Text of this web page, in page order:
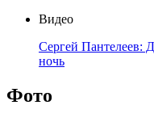
Видео
Сергей Пантелеев:
ночь
Фото